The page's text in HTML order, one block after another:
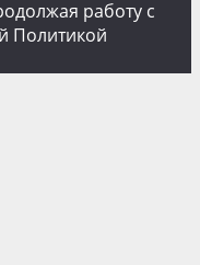
работу с
Политикой